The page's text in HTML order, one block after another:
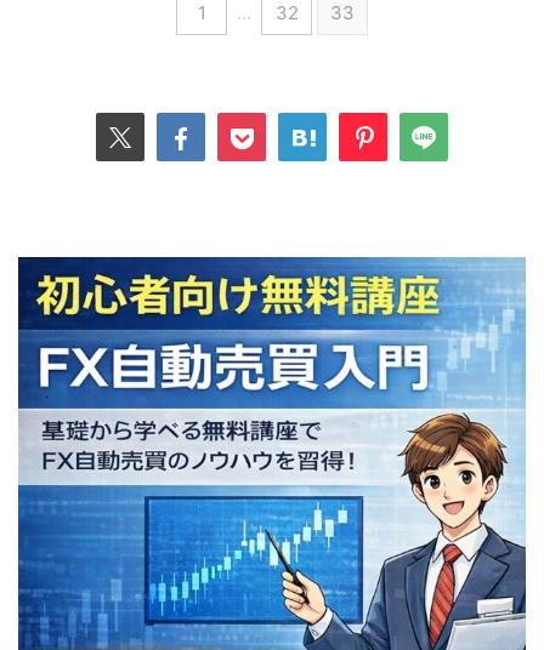
1 … 32 33